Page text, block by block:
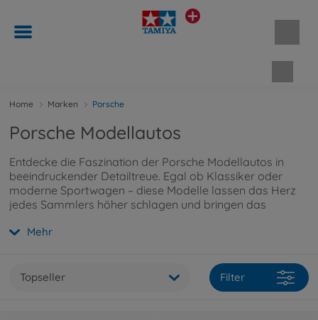
Home Marken Porsche
Porsche Modellautos
Entdecke die Faszination der Porsche Modellautos in
beeindruckender Detailtreue. Egal ob Klassiker oder
moderne Sportwagen – diese Modelle lassen das Herz
jedes Sammlers höher schlagen und bringen das
Zuhause.
Mehr
Topseller Filter